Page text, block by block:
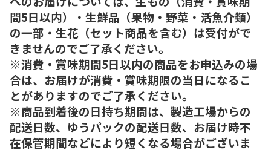
間5日以内）・生鮮品（果物・野菜・活魚介類）
の一部・生花（セット商品を含む）は受付がで
きませんのでご了承ください。
※消費・賞味期間5日以内の商品をお申込みの場
合は、お届けが消費・賞味期限の当日になるこ
とがありますのでご了承ください。
※商品到着後の日持ち期間は、製造工場からの
配送日数、ゆうパックの配送日数、お届け時不
在保管期間などにより短くなる場合がございま